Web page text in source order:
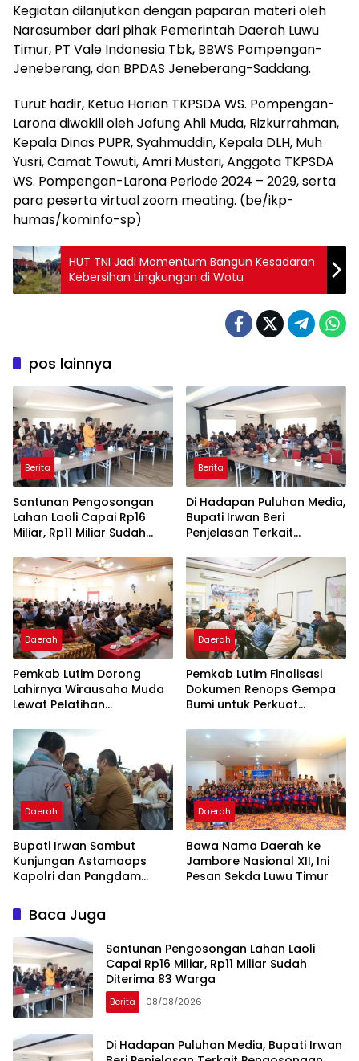
Kegiatan dilanjutkan dengan paparan materi oleh
Narasumber dari pihak Pemerintah Daerah Luwu
Timur, PT Vale Indonesia Tbk, BBWS Pompengan-
Jeneberang, dan BPDAS Jeneberang-Saddang.
Turut hadir, Ketua Harian TKPSDA WS. Pompengan-
Larona diwakili oleh Jafung Ahli Muda, Rizkurrahman,
Kepala Dinas PUPR, Syahmuddin, Kepala DLH, Muh
Yusri, Camat Towuti, Amri Mustari, Anggota TKPSDA
WS. Pompengan-Larona Periode 2024 – 2029, serta
para peserta virtual zoom meating. (be/ikp-
humas/kominfo-sp)
HUT TNI Jadi Momentum Bangun Kesadaran
Kebersihan Lingkungan di Wotu
pos lainnya
Berita
Santunan Pengosongan
Lahan Laoli Capai Rp16
Miliar, Rp11 Miliar Sudah
Berita
Di Hadapan Puluhan Media,
Bupati Irwan Beri
Penjelasan Terkait
Daerah
Pemkab Lutim Dorong
Lahirnya Wirausaha Muda
Lewat Pelatihan
Daerah
Pemkab Lutim Finalisasi
Dokumen Renops Gempa
Bumi untuk Perkuat
Daerah
Bupati Irwan Sambut
Kunjungan Astamaops
Kapolri dan Pangdam
Timur
Daerah
Bawa Nama Daerah ke
Jambore Nasional XII, Ini
Pesan Sekda Luwu Timur
Baca Juga
Santunan Pengosongan Lahan Laoli
Capai Rp16 Miliar, Rp11 Miliar Sudah
Diterima 83 Warga
Berita 08/08/2026
Di Hadapan Puluhan Media, Bupati Irwan